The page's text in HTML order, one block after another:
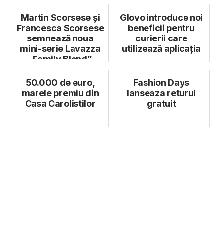
Martin Scorsese și
Francesca Scorsese
semnează noua
mini-serie Lavazza
„Family Blend”
Glovo introduce noi
beneficii pentru
curierii care
utilizează aplicația
50.000 de euro,
marele premiu din
Casa Carolistilor
Fashion Days
lanseaza returul
gratuit